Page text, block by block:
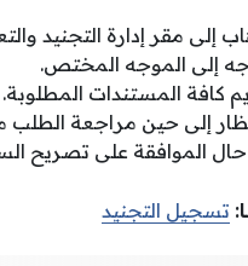
إلى مقر إدارة التجنيد
إلى الموجه المختص.
كافة المستندات المطلوبة.
إلى حين مراجعة
الموافقة على تصريح
تسجيل التجنيد